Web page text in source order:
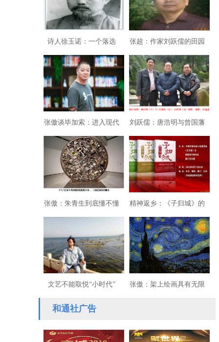
诗人徐玉诺：一个落选
的“五.四”文化遗民
张超：作家刘跃儒的田园
吟唱
张傲谈毕加索：进入现代
艺术的通路
刘跃儒：唐浩明与曾国藩
张傲：朱青生到底懂不懂 精神返乡：《子归城》的
乡愁书写
文艺不能取悦“小时代” 张傲：架上绘画具有无限
和通社广告